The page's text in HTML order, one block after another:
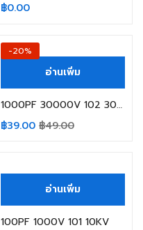
฿0.00
-20%
อ่านเพิ่ม
1000PF 30000V 102 30KV
฿39.00 ฿49.00
อ่านเพิ่ม
100PF 1000V 101 10KV